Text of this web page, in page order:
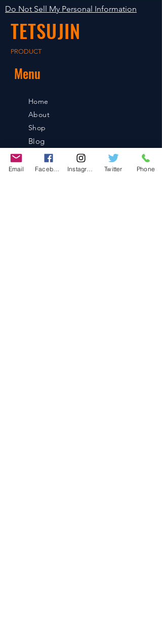
shipped in 2-5 days. Shipment to
foreign countries will be shipment
after payment confirmation.
Do Not Sell My Personal Information
TETSUJIN
PRODUCT
Menu
Home
About
Shop
Blog
Contact
Email Twitter Phone